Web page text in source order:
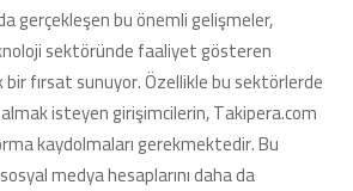
gerçekleşen bu önemli gelişmeler,
sektöründe faaliyet gösteren
fırsat sunuyor. Özellikle bu sektörlerde
isteyen girişimcilerin, Takipera.com
kaydolmaları gerekmektedir. Bu
medya hesaplarını daha da